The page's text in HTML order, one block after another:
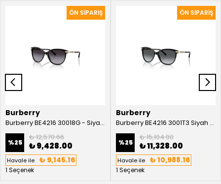
Burberry
Burberry BE4216 30018G - Siyah Kadın Güneş Gözlüğü
%25
₺ 12,570.66
₺ 9,428.00
Havale ile ₺ 9,145.16
1 Seçenek
Burberry
Burberry BE4216 3001T3 Siyah Kadın Güneş Gözlüğü
%25
₺ 15,104.00
₺ 11,328.00
Havale ile ₺ 10,988.16
1 Seçenek